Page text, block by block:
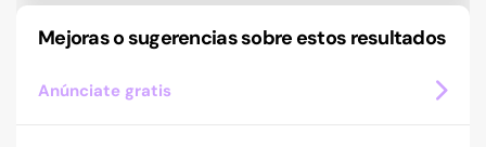
Mejoras o sugerencias sobre estos resultados
Anúnciate gratis